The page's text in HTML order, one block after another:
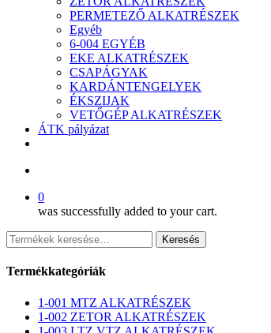
PERMETEZŐ ALKATRÉSZEK
Egyéb
6-004 EGYÉB
EKE ALKATRÉSZEK
CSAPÁGYAK
KARDÁNTENGELYEK
ÉKSZIJAK
VETŐGÉP ALKATRÉSZEK
ÁTK pályázat
0
was successfully added to your cart.
Keresés
a
következőre:
Keresés
Termékkategóriák
1-001 MTZ ALKATRÉSZEK
1-002 ZETOR ALKATRÉSZEK